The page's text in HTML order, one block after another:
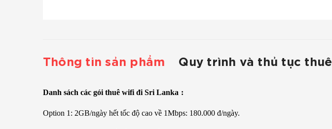
Thông tin sản phẩm Quy trình và thủ tục thuê
Danh sách các gói thuê wifi đi Sri Lanka :
Option 1: 2GB/ngày hết tốc độ cao về 1Mbps: 180.000 đ/ngày.